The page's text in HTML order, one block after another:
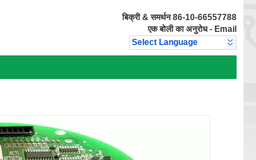
बिक्री & समर्थन86-10-66557788
एक बोली का अनुरोध - Email
Select Language